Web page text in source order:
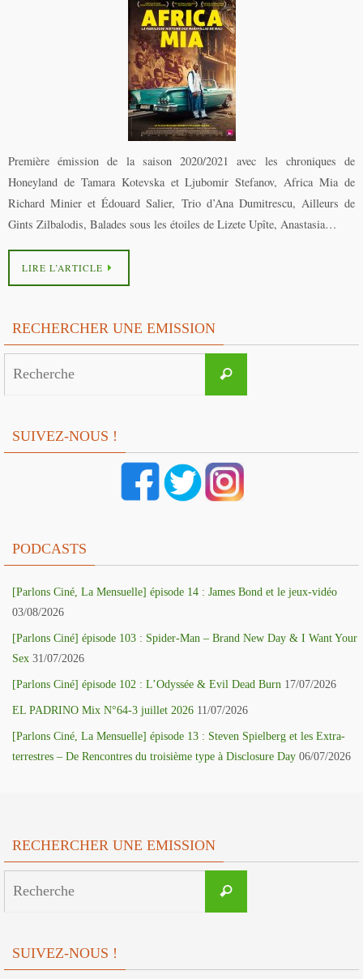
Première émission de la saison 2020/2021 avec les chroniques de
Honeyland de Tamara Kotevska et Ljubomir Stefanov, Africa Mia de
Richard Minier et Édouard Salier, Trio d’Ana Dumitrescu, Ailleurs de
Gints Zilbalodis, Balades sous les étoiles de Lizete Upîte, Anastasia…
LIRE L’ARTICLE
RECHERCHER UNE EMISSION
Recherche
SUIVEZ-NOUS !
PODCASTS
[Parlons Ciné, La Mensuelle] épisode 14 : James Bond et le jeux-vidéo
03/08/2026
[Parlons Ciné] épisode 103 : Spider-Man – Brand New Day & I Want Your
Sex 31/07/2026
[Parlons Ciné] épisode 102 : L’Odyssée & Evil Dead Burn 17/07/2026
EL PADRINO Mix N°64-3 juillet 2026 11/07/2026
[Parlons Ciné, La Mensuelle] épisode 13 : Steven Spielberg et les Extra-
terrestres – De Rencontres du troisième type à Disclosure Day 06/07/2026
RECHERCHER UNE EMISSION
Recherche
SUIVEZ-NOUS !